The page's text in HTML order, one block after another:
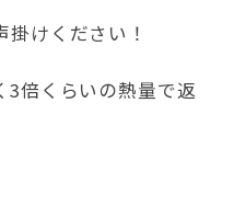
けください！
3倍くらいの熱量で返